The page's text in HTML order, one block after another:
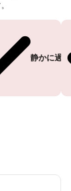
静かに過
うございます